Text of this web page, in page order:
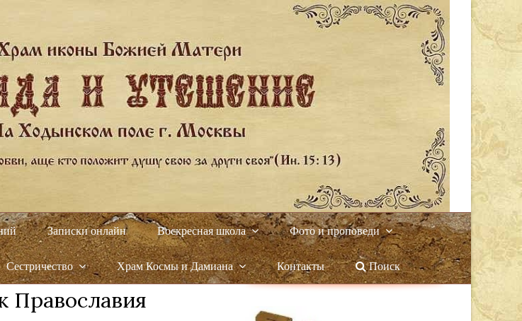
Записки онлайн Воскресная школа Фото и проповеди
Сестричество Храм Космы и Дамиана Контакты Поиск
Православия